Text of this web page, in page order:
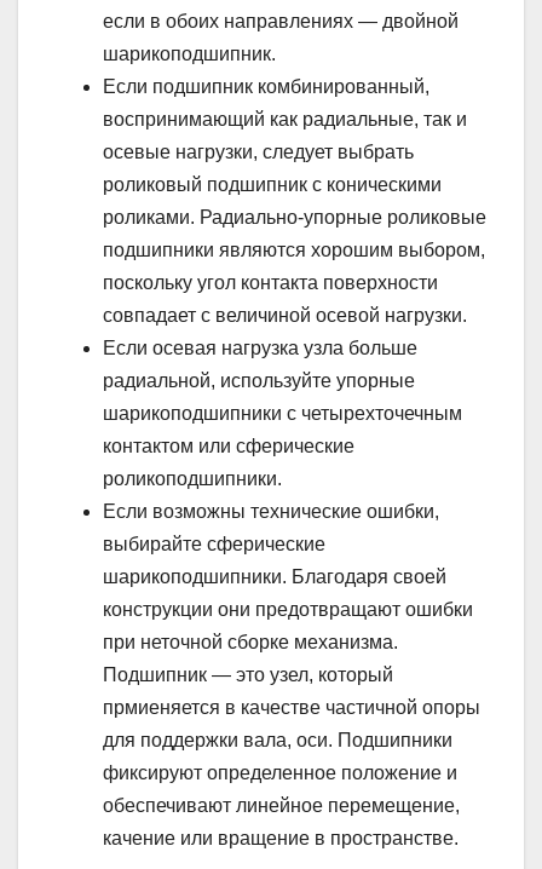
если в обоих направлениях — двойной
шарикоподшипник.
Если подшипник комбинированный,
воспринимающий как радиальные, так и
осевые нагрузки, следует выбрать
роликовый подшипник с коническими
роликами. Радиально-упорные роликовые
подшипники являются хорошим выбором,
поскольку угол контакта поверхности
совпадает с величиной осевой нагрузки.
Если осевая нагрузка узла больше
радиальной, используйте упорные
шарикоподшипники с четырехточечным
контактом или сферические
роликоподшипники.
Если возможны технические ошибки,
выбирайте сферические
шарикоподшипники. Благодаря своей
конструкции они предотвращают ошибки
при неточной сборке механизма.
Подшипник — это узел, который
прмиеняется в качестве частичной опоры
для поддержки вала, оси. Подшипники
фиксируют определенное положение и
обеспечивают линейное перемещение,
качение или вращение в пространстве.